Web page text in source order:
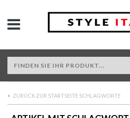
ZURÜCK ZUR STARTSEITE SCHLAGWORTE